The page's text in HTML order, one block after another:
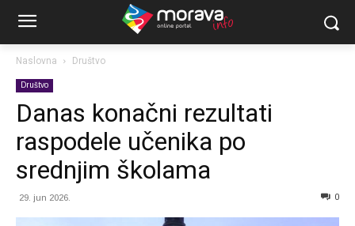
Naslovna Društvo
Društvo
Danas konačni rezultati
raspodele učenika po
srednjim školama
29. jun 2026. 0